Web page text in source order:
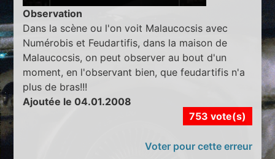
Observation
Dans la scène ou l'on voit Malaucocsis avec
Numérobis et Feudartifis, dans la maison de
Malaucocsis, on peut observer au bout d'un
moment, en l'observant bien, que feudartifis n'a
plus de bras!!!
Ajoutée le 04.01.2008
753 vote(s)
Voter pour cette erreur